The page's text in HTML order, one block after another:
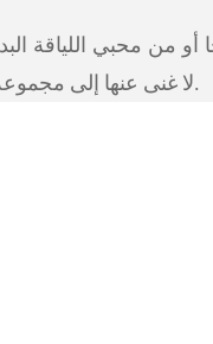
من محبي اللياقة
لا غنى عنها إلى مجموعة الملابس الرياضية الخاصة بك.